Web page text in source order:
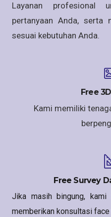
Layanan profesional
pertanyaan Anda, serta
sesuai kebutuhan Anda.
Free
Kami memiliki
Free Survey
Jika masih bingung,
memberikan konsultasi face